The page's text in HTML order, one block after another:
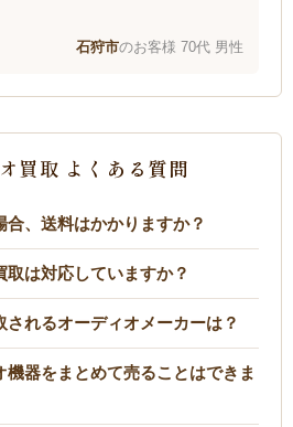
石狩市のお客様 70代 男性
買取 よくある質問
合、送料はかかりますか？
取は対応していますか？
されるオーディオメーカーは？
機器をまとめて売ることはできま